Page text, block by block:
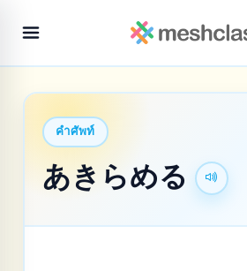
คำศัพท์
あきらめる